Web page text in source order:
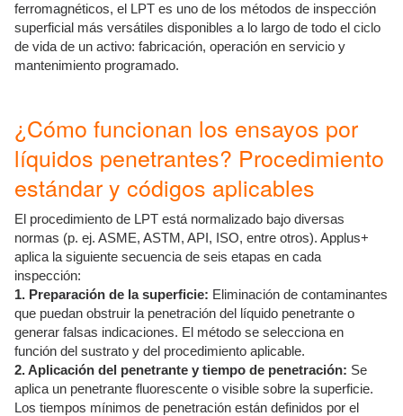
ferromagnéticos, el LPT es uno de los métodos de inspección
superficial más versátiles disponibles a lo largo de todo el ciclo
de vida de un activo: fabricación, operación en servicio y
mantenimiento programado.
¿Cómo funcionan los ensayos por
líquidos penetrantes? Procedimiento
estándar y códigos aplicables
El procedimiento de LPT está normalizado bajo diversas
normas (p. ej. ASME, ASTM, API, ISO, entre otros). Applus+
aplica la siguiente secuencia de seis etapas en cada
inspección:
1. Preparación de la superficie: Eliminación de contaminantes
que puedan obstruir la penetración del líquido penetrante o
generar falsas indicaciones. El método se selecciona en
función del sustrato y del procedimiento aplicable.
2. Aplicación del penetrante y tiempo de penetración: Se
aplica un penetrante fluorescente o visible sobre la superficie.
Los tiempos mínimos de penetración están definidos por el